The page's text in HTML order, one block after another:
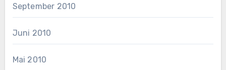
September 2010
Juni 2010
Mai 2010